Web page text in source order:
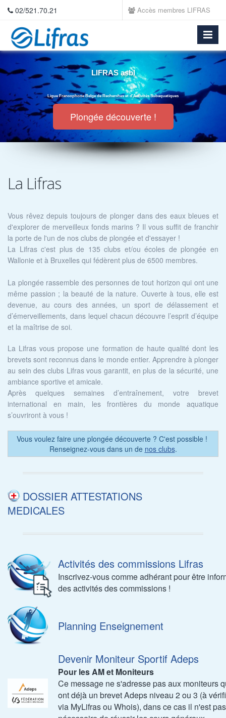
02/521.70.21 Accès membres LIFRAS
LIFRAS asbl
Ligue Francophone Belge de Recherches et d'Activités Subaquatiques
Plongée découverte !
La Lifras
Vous rêvez depuis toujours de plonger dans des eaux bleues et
d'explorer de merveilleux fonds marins ? Il vous suffit de franchir
la porte de l'un de nos clubs de plongée et d'essayer !
La Lifras c'est plus de 135 clubs et/ou écoles de plongée en
Wallonie et à Bruxelles qui fédèrent plus de 6500 membres.
La plongée rassemble des personnes de tout horizon qui ont une
même passion ; la beauté de la nature. Ouverte à tous, elle est
devenue, au cours des années, un sport de délassement et
d’émerveillements, dans lequel chacun découvre l’esprit d’équipe
et la maîtrise de soi.
La Lifras vous propose une formation de haute qualité dont les
brevets sont reconnus dans le monde entier. Apprendre à plonger
au sein des clubs Lifras vous garantit, en plus de la sécurité, une
ambiance sportive et amicale.
Après quelques semaines d’entraînement, votre brevet
international en main, les frontières du monde aquatique
s’ouvriront à vous !
Vous voulez faire une plongée découverte ? C'est possible !
Renseignez-vous dans un de nos clubs.
DOSSIER ATTESTATIONS
MEDICALES
Activités des commissions Lifras
Inscrivez-vous comme adhérant pour être
des activités des commissions !
Planning Enseignement
Devenir Moniteur Sportif Adeps
Pour les AM et Moniteurs
Ce message ne s'adresse pas aux moniteurs
ont déjà un brevet Adeps niveau 2 ou 3 (à
via MyLifras ou Whois), dans ce cas il n'est pas